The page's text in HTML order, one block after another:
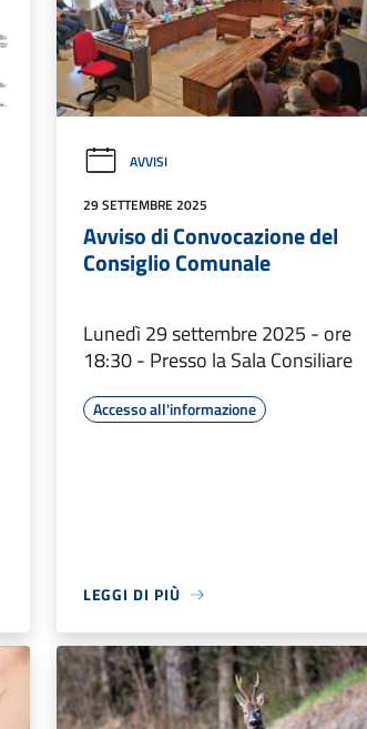
AVVISI
29 SETTEMBRE 2025
Avviso di Convocazione del
Consiglio Comunale
Lunedì 29 settembre 2025 - ore
18:30 - Presso la Sala Consiliare
Accesso all'informazione
LEGGI DI PIÙ